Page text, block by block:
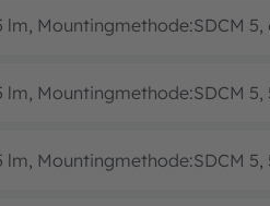
lm, Mountingmethode:SDCM
lm, Mountingmethode:SDCM 5,
lm, Mountingmethode:SDCM